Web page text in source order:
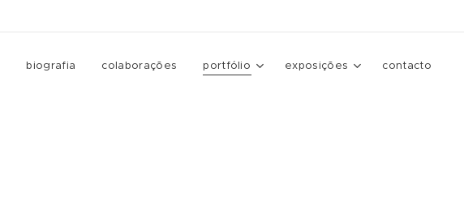
biografia colaborações portfólio exposições contacto